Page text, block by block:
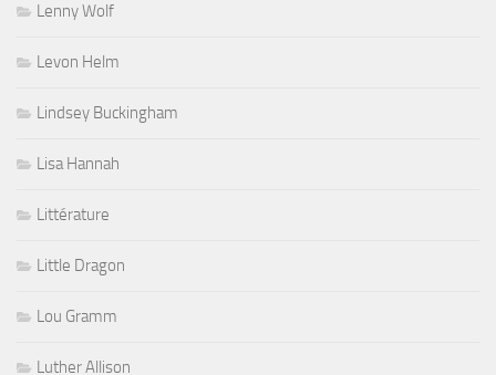
Lenny Wolf
Levon Helm
Lindsey Buckingham
Lisa Hannah
Littérature
Little Dragon
Lou Gramm
Luther Allison